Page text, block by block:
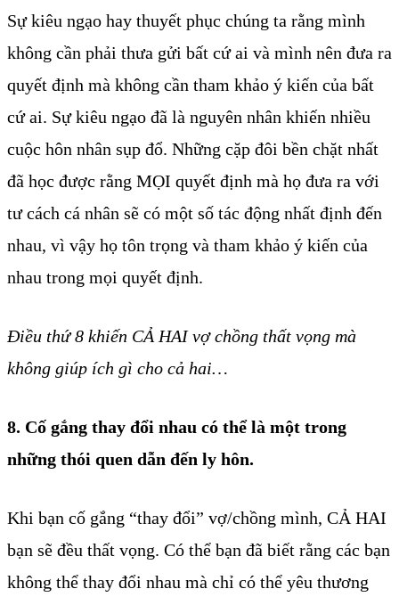
Sự kiêu ngạo hay thuyết phục chúng ta rằng mình
không cần phải thưa gửi bất cứ ai và mình nên đưa ra
quyết định mà không cần tham khảo ý kiến của bất
cứ ai. Sự kiêu ngạo đã là nguyên nhân khiến nhiều
cuộc hôn nhân sụp đổ. Những cặp đôi bền chặt nhất
đã học được rằng MỌI quyết định mà họ đưa ra với
tư cách cá nhân sẽ có một số tác động nhất định đến
nhau, vì vậy họ tôn trọng và tham khảo ý kiến của
nhau trong mọi quyết định.
Điều thứ 8 khiến CẢ HAI vợ chồng thất vọng mà
không giúp ích gì cho cả hai…
8. Cố gắng thay đổi nhau có thể là một trong
những thói quen dẫn đến ly hôn.
Khi bạn cố gắng “thay đổi” vợ/chồng mình, CẢ HAI
bạn sẽ đều thất vọng. Có thể bạn đã biết rằng các bạn
không thể thay đổi nhau mà chỉ có thể yêu thương